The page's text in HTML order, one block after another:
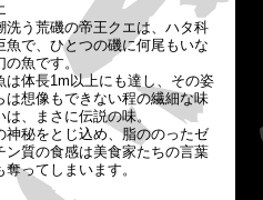
洗う荒磯の帝王クエは、ハタ科
魚で、ひとつの磯に何尾もいな
の魚です。
は体長1m以上にも達し、その姿
は想像もできない程の繊細な味
は、まさに伝説の味。
神秘をとじ込め、脂ののったゼ
ン質の食感は美食家たちの言葉
奪ってしまいます。